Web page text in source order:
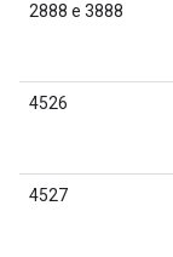
2888 e 3888
4526
4527